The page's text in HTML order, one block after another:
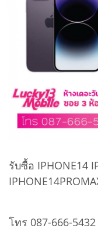
รับซื้อ IPHONE14
โทร 087-666-